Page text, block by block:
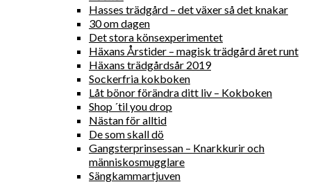
Hasses trädgård – det växer så det knakar
30 om dagen
Det stora könsexperimentet
Häxans Årstider – magisk trädgård året runt
Häxans trädgårdsår 2019
Sockerfria kokboken
Låt bönor förändra ditt liv – Kokboken
Shop ´til you drop
Nästan för alltid
De som skall dö
Gangsterprinsessan – Knarkkurir och
människosmugglare
Sängkammartjuven